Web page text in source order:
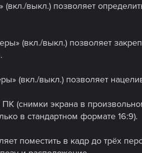
выкл.) позволяет
(вкл./выкл.) позволяет
(вкл./выкл.) позволяет
(снимки экрана в
в стандартном формате 16:9).
поместить в кадр до трёх